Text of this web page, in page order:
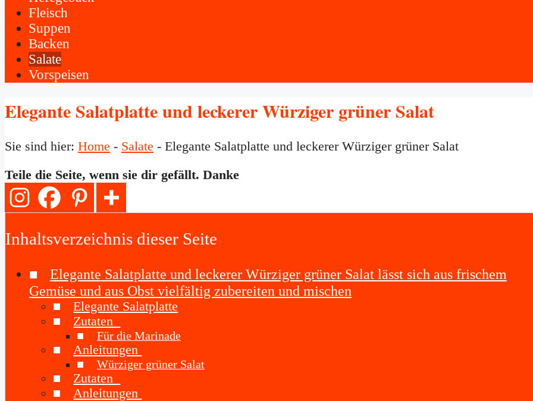
Fleisch
Suppen
Backen
Salate
Vorspeisen
Elegante Salatplatte und leckerer Würziger grüner Salat
Sie sind hier: Home - Salate - Elegante Salatplatte und leckerer Würziger grüner Salat
Teile die Seite, wenn sie dir gefällt. Danke
Inhaltsverzeichnis dieser Seite
Elegante Salatplatte und leckerer Würziger grüner Salat lässt sich aus frischem
Gemüse und aus Obst vielfältig zubereiten und mischen
Elegante Salatplatte
Zutaten
Für die Marinade
Anleitungen
Würziger grüner Salat
Zutaten
Anleitungen